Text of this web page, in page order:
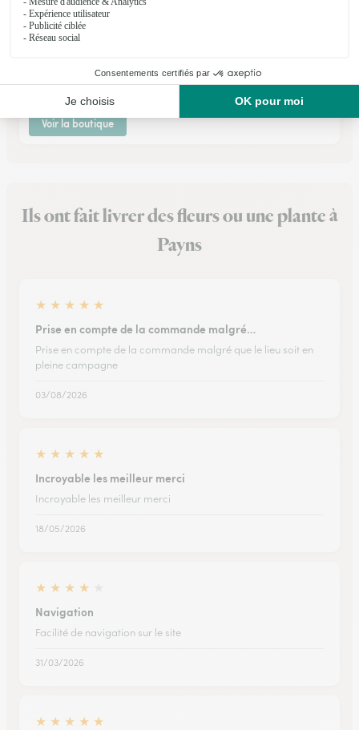
La Rose des Vents
4.2 (33)
Voir la boutique
Ils ont fait livrer des fleurs ou une plante à
Payns
★ ★ ★ ★ ★
Prise en compte de la commande malgré…
Prise en compte de la commande malgré que le lieu soit en
pleine campagne
03/08/2026
★ ★ ★ ★ ★
Incroyable les meilleur merci
Incroyable les meilleur merci
18/05/2026
★ ★ ★ ★
Navigation
Facilité de navigation sur le site
31/03/2026
★ ★ ★ ★ ★